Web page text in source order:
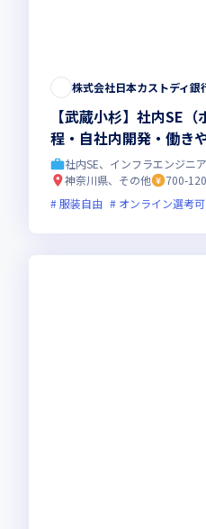
株式会社日本カストディ銀
【武蔵小杉】社内SE
程・自社内開発・働き
社内SE、インフラエンジニア
神奈川県、その他
700-
服装自由
オンライン選考可